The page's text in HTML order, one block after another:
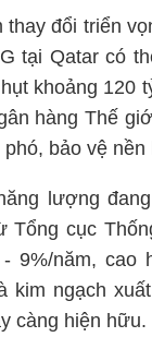
thay đổi triển
tại Qatar có
khoảng 120
hàng Thế
bảo vệ
lượng
Tổng cục
9%/năm,
kim ngạch
càng hiện hữu.